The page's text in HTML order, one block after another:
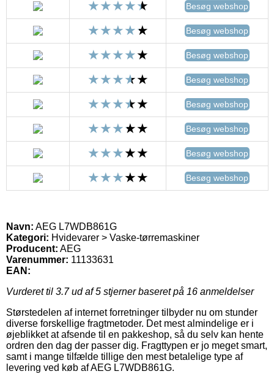
Besøg webshop
Besøg webshop
Besøg webshop
Besøg webshop
Besøg webshop
Besøg webshop
Besøg webshop
Besøg webshop
Navn: AEG L7WDB861G
Kategori: Hvidevarer > Vaske-tørremaskiner
Producent: AEG
Varenummer: 11133631
EAN:
Vurderet til 3.7ud af 5 stjerner baseret på 16 anmeldelser
Størstedelen af internet forretninger tilbyder nu om stunder
diverse forskellige fragtmetoder. Det mest almindelige er i
øjeblikket at afsende til en pakkeshop, så du selv kan hente
ordren den dag der passer dig. Fragttypen er jo meget smart,
samt i mange tilfælde tillige den mest betalelige type af
levering ved køb af AEG L7WDB861G.